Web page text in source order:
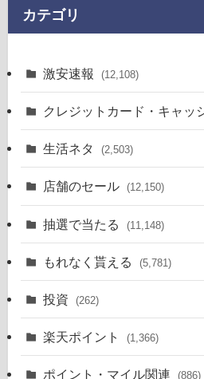
カテゴリ
激安速報 (12,108)
クレジットカード・キャッ
生活ネタ (2,503)
店舗のセール (12,150)
抽選で当たる (11,148)
もれなく貰える (5,781)
投資 (262)
楽天ポイント (1,366)
ポイント・マイル関連 (886)